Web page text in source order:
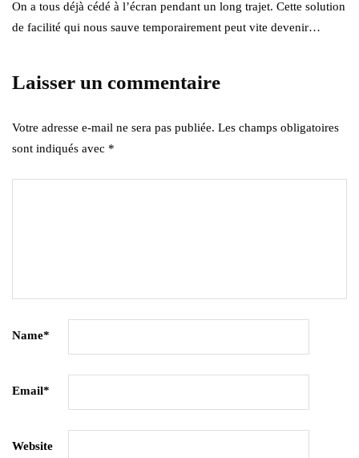
On a tous déjà cédé à l’écran pendant un long trajet. Cette solution
de facilité qui nous sauve temporairement peut vite devenir…
Laisser un commentaire
Votre adresse e-mail ne sera pas publiée. Les champs obligatoires
sont indiqués avec *
Name*
Email*
Website